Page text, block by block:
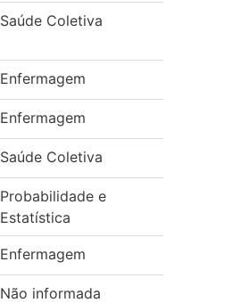
Saúde Coletiva
Enfermagem
Enfermagem
Saúde Coletiva
Probabilidade e
Estatística
Enfermagem
Não informada